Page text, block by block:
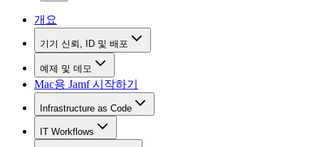
개요
기기 신뢰, ID 및 배포
예제 및 데모
Mac용 Jamf 시작하기
Infrastructure as Code
IT Workflows